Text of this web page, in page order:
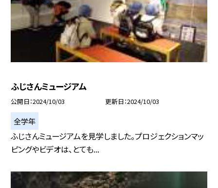
ふじさんミュージアム
公開日 2024/10/03 更新日 2024/10/03
全学年
ふじさんミュージアムを見学しました。プロジェクションマッ
ピングやビデオは、とても...